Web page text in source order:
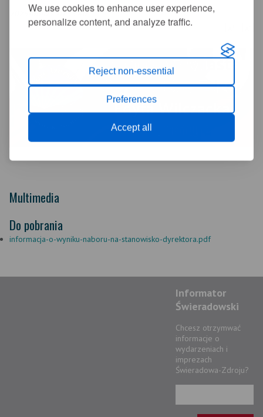
We use cookies to enhance user experience,
personalize content, and analyze traffic.
Reject non-essential
Preferences
Accept all
2025-06-03 10:55:40
Multimedia
Do pobrania
informacja-o-wyniku-naboru-na-stanowisko-dyrektora.pdf
Informator
Świeradowski
Chcesz otrzymwać
informacje o
wydarzeniach i
imprezach
Świeradowa-Zdroju?